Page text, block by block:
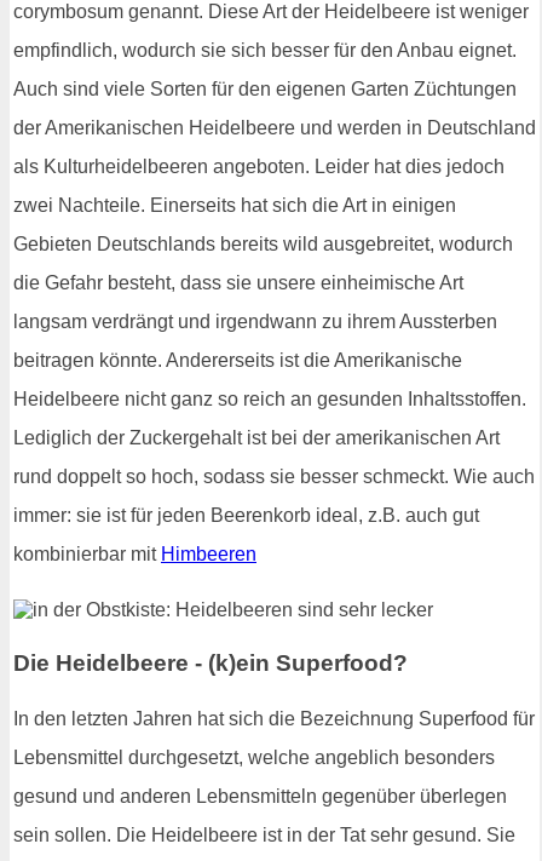
corymbosum genannt. Diese Art der Heidelbeere ist weniger
empfindlich, wodurch sie sich besser für den Anbau eignet.
Auch sind viele Sorten für den eigenen Garten Züchtungen
der Amerikanischen Heidelbeere und werden in Deutschland
als Kulturheidelbeeren angeboten. Leider hat dies jedoch
zwei Nachteile. Einerseits hat sich die Art in einigen
Gebieten Deutschlands bereits wild ausgebreitet, wodurch
die Gefahr besteht, dass sie unsere einheimische Art
langsam verdrängt und irgendwann zu ihrem Aussterben
beitragen könnte. Andererseits ist die Amerikanische
Heidelbeere nicht ganz so reich an gesunden Inhaltsstoffen.
Lediglich der Zuckergehalt ist bei der amerikanischen Art
rund doppelt so hoch, sodass sie besser schmeckt. Wie auch
immer: sie ist für jeden Beerenkorb ideal, z.B. auch gut
kombinierbar mit Himbeeren
Die Heidelbeere - (k)ein Superfood?
In den letzten Jahren hat sich die Bezeichnung Superfood für
Lebensmittel durchgesetzt, welche angeblich besonders
gesund und anderen Lebensmitteln gegenüber überlegen
sein sollen. Die Heidelbeere ist in der Tat sehr gesund. Sie